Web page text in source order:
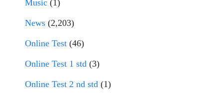
Music (1)
News (2,203)
Online Test (46)
Online Test 1 std (3)
Online Test 2 nd std (1)